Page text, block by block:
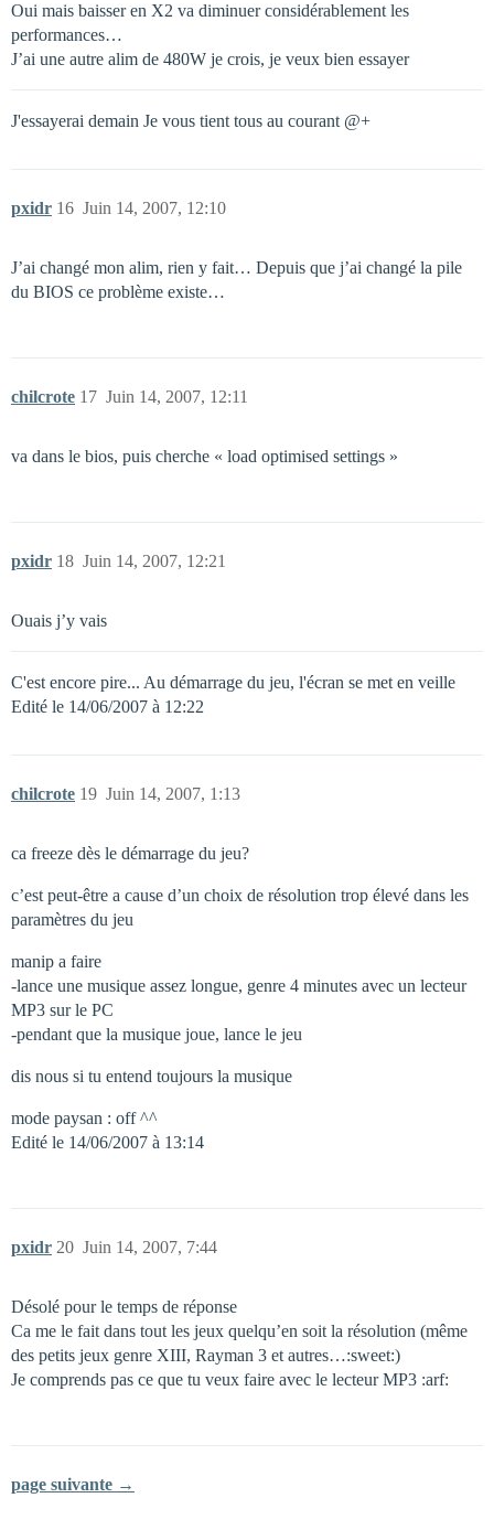
Oui mais baisser en X2 va diminuer considérablement les
performances…
J’ai une autre alim de 480W je crois, je veux bien essayer
J'essayerai demain Je vous tient tous au courant @+
pxidr Juin 14, 2007, 12:10
16
J’ai changé mon alim, rien y fait… Depuis que j’ai changé la pile
du BIOS ce problème existe…
chilcrote Juin 14, 2007, 12:11
17
va dans le bios, puis cherche « load optimised settings »
pxidr Juin 14, 2007, 12:21
18
Ouais j’y vais
C'est encore pire... Au démarrage du jeu, l'écran se met en veille
Edité le 14/06/2007 à 12:22
chilcrote Juin 14, 2007, 1:13
19
ca freeze dès le démarrage du jeu?
c’est peut-être a cause d’un choix de résolution trop élevé dans les
paramètres du jeu
manip a faire
-lance une musique assez longue, genre 4 minutes avec un lecteur
MP3 sur le PC
-pendant que la musique joue, lance le jeu
dis nous si tu entend toujours la musique
mode paysan : off ^^
Edité le 14/06/2007 à 13:14
pxidr Juin 14, 2007, 7:44
20
Désolé pour le temps de réponse
Ca me le fait dans tout les jeux quelqu’en soit la résolution (même
des petits jeux genre XIII, Rayman 3 et autres…:sweet:)
Je comprends pas ce que tu veux faire avec le lecteur MP3 :arf:
page suivante →